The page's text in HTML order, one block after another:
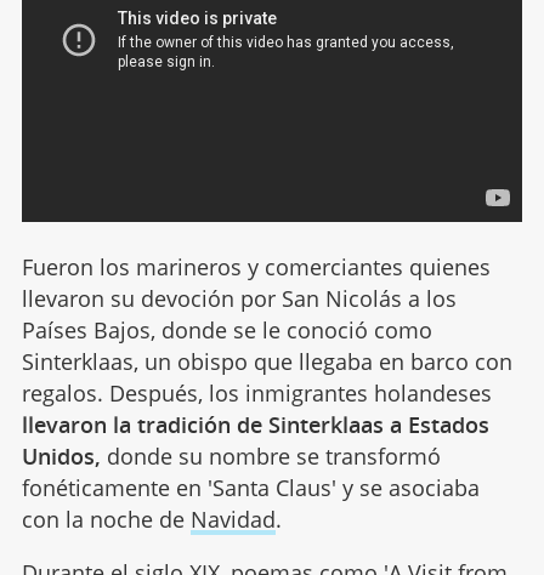
Fueron los marineros y comerciantes quienes
llevaron su devoción por San Nicolás a los
Países Bajos, donde se le conoció como
Sinterklaas, un obispo que llegaba en barco con
regalos. Después, los inmigrantes holandeses
llevaron la tradición de Sinterklaas a Estados
Unidos, donde su nombre se transformó
fonéticamente en 'Santa Claus' y se asociaba
con la noche de Navidad.